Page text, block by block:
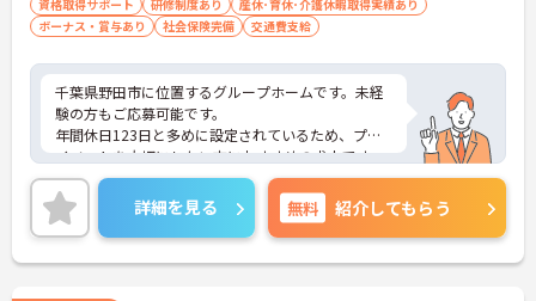
資格取得サポート
研修制度あり
産休･育休･介護休暇取得実績あり
ボーナス・賞与あり
社会保険完備 交通費支給
千葉県野田市に位置するグループホームです。未経
験の方もご応募可能です。
年間休日123日と多めに設定されているため、プラ
イベートを大切にしたい方におすすめの求人です。
昇給や賞与制度があり頑張りが評価されてしっかり
と職員に還元されます。
ご興味のある方には、面接対策ポイントなど、さら
に詳細をお話しいたしますのでお気軽にご相談くだ
さい！
詳細を見る 無料 紹介してもらう